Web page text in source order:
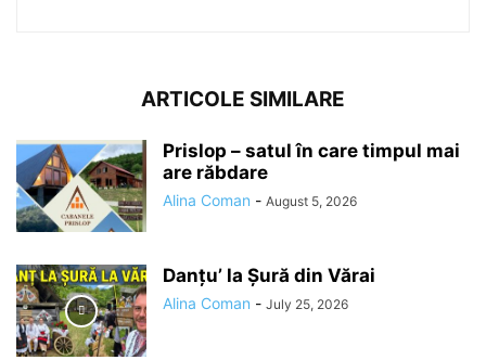
ARTICOLE SIMILARE
Prislop – satul în care timpul mai
are răbdare
Alina Coman - August 5, 2026
Danțu’ la Șură din Vărai
Alina Coman - July 25, 2026